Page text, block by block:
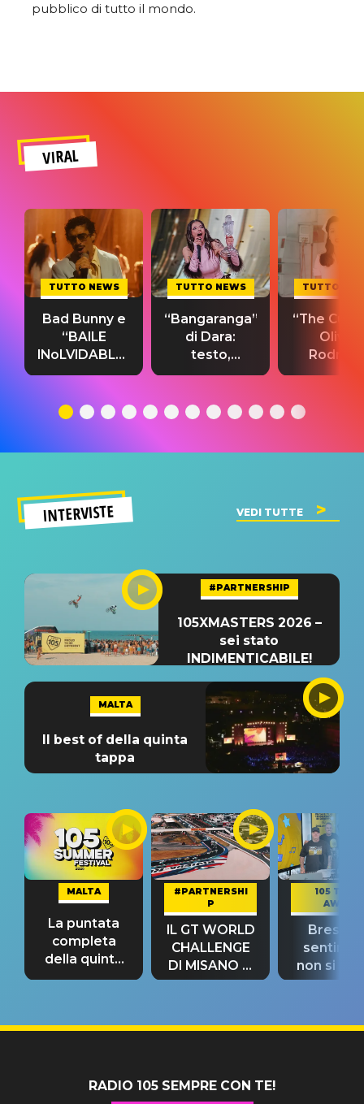
pubblico di tutto il mondo.
VIRAL
TUTTO NEWS
Bad Bunny e
“BAILE
INoLVIDABLE”:
testo,
significato
TUTTO NEWS
“Bangaranga”
di Dara:
testo,
traduzione e
del singolo
TUTTO
“The
Olivia
testo,
INTERVISTE VEDI TUTTE
#PARTNERSHIP
105XMASTERS 2026 –
sei stato
INDIMENTICABILE!
MALTA
Il best of della quinta
tappa
MALTA
La puntata
completa
della quinta
tappa
#PARTNERSHI
P
IL GT WORLD
CHALLENGE
DI MISANO si
riconferma
105 TAKE
AWAY
Bresh:
non si
fino alla
RADIO 105 SEMPRE CON TE!